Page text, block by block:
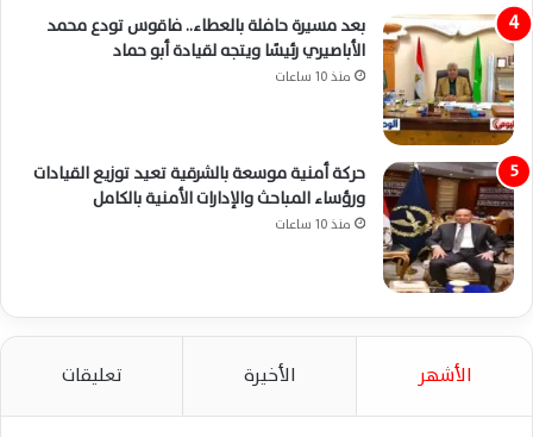
بعد مسيرة حافلة بالعطاء.. فاقوس تودع محمد
الأباصيري رئيسًا ويتجه لقيادة أبو حماد
منذ 10 ساعات
حركة أمنية موسعة بالشرقية تعيد توزيع القيادات
ورؤساء المباحث والإدارات الأمنية بالكامل
منذ 10 ساعات
الأشهر الأخيرة تعليقات